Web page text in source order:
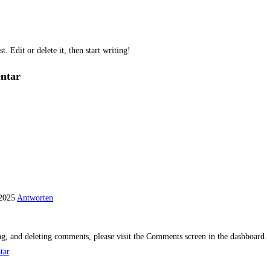
Edit or delete it, then start writing!
Antworten
and deleting comments, please visit the Comments screen in the dashboard.
.